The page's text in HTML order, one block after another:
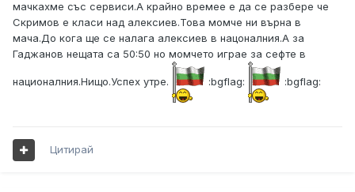
мачкахме със сервиси.А крайно времее е да се разбере че
Скримов е класи над алексиев.Това момче ни върна в
мача.До кога ще се налага алексиев в нацоналния.А за
Гаджанов нещата са 50:50 но момчето играе за сефте в
националния.Нищо.Успех утре. :bgflag: :bgflag:
Цитирай